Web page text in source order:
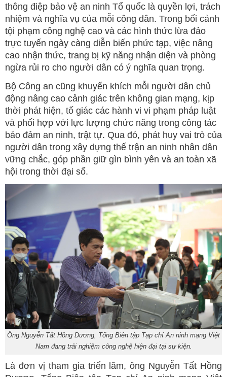
thông điệp bảo vệ an ninh Tổ quốc là quyền lợi, trách
nhiệm và nghĩa vụ của mỗi công dân. Trong bối cảnh
tội phạm công nghệ cao và các hình thức lừa đảo
trực tuyến ngày càng diễn biến phức tạp, việc nâng
cao nhận thức, trang bị kỹ năng nhận diện và phòng
ngừa rủi ro cho người dân có ý nghĩa quan trọng.
Bộ Công an cũng khuyến khích mỗi người dân chủ
động nâng cao cảnh giác trên không gian mạng, kịp
thời phát hiện, tố giác các hành vi vi phạm pháp luật
và phối hợp với lực lượng chức năng trong công tác
bảo đảm an ninh, trật tự. Qua đó, phát huy vai trò của
người dân trong xây dựng thế trận an ninh nhân dân
vững chắc, góp phần giữ gìn bình yên và an toàn xã
hội trong thời đại số.
Ông Nguyễn Tất Hồng Dương, Tổng Biên tập Tạp chí An ninh mạng Việt
Nam đang trải nghiệm công nghệ hiện đại tại sự kiện.
Là đơn vị tham gia triển lãm, ông Nguyễn Tất Hồng